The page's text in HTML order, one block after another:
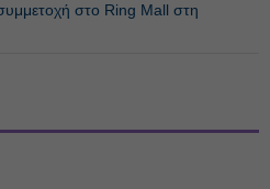
στο Ring Mall στη